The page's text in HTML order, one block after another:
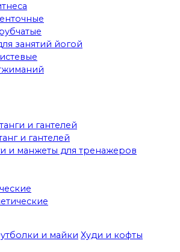
занятий йогой
и гантелей
и гантелей
и манжеты для тренажеров
и майки Худи и кофты